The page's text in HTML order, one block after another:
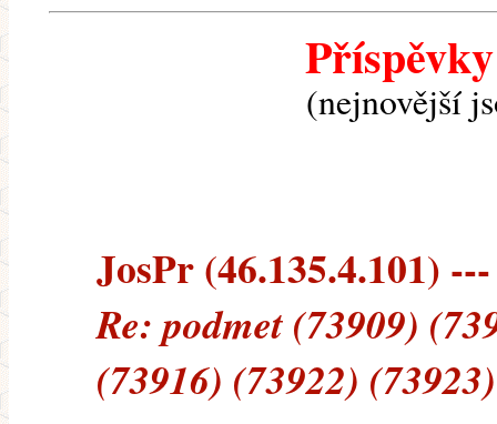
(nejnovější
JosPr (46.135.4.101)
Re: podmet (73909)
(73916) (73922)